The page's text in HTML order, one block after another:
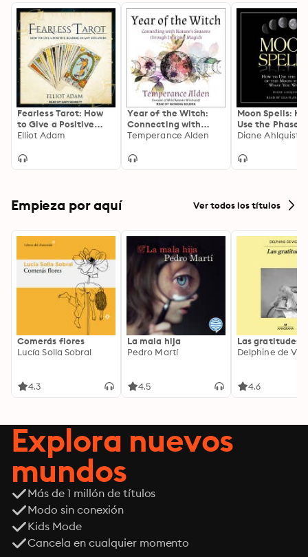
Fearless Tarot: How
to Give a Positive
Reading in Any
Elliot Adam
Year of the Witch:
Connecting with
Nature's Seasons
Magick: Connecting
Temperance Alden
Moon Spells:
Use the Phases
Moon to Get
Diane Ahlquist
Empieza por aquí Ver todos los títulos
Comerás flores
Lucía Solla Sobral
4.3
La mala hija
Pedro Martí
4.5
Las gratitudes
Delphine de
4.6
Explora nuevos
mundos
Más de 1 millón de títulos
Modo sin conexión
Kids Mode
Cancela en cualquier momento